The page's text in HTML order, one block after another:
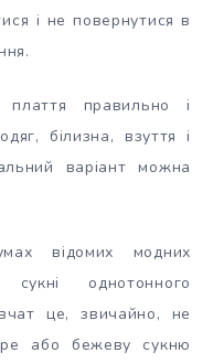
і не повернутися в
правильно і
білизна, взуття і
варіант можна
відомих модних
однотонного
це, звичайно, не
або бежеву сукню